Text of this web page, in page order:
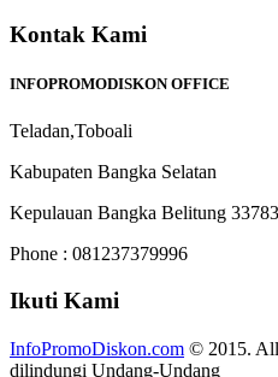
Kontak Kami
INFOPROMODISKON OFFICE
Teladan,Toboali
Kabupaten Bangka Selatan
Kepulauan Bangka Belitung 33783
Phone : 081237379996
Ikuti Kami
InfoPromoDiskon.com © 2015. All
dilindungi Undang-Undang